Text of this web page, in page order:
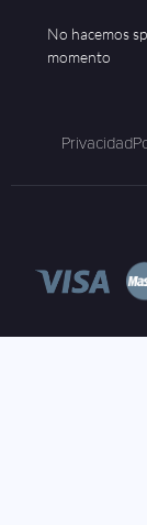
No hacemos
momento
Privacidad